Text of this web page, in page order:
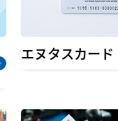
エヌタスカード